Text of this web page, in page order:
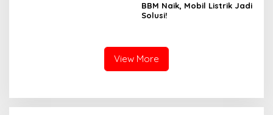
BBM Naik, Mobil Listrik Jadi
Solusi!
View More